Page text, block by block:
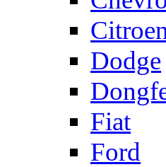
Dodge
Fiat
Ford